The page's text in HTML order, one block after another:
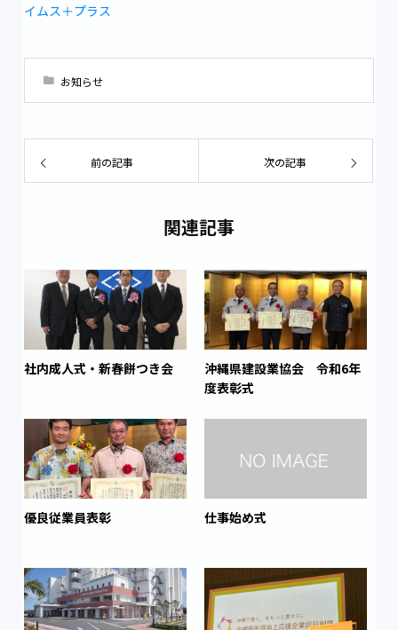
イムス＋プラス
お知らせ
前の記事 次の記事
関連記事
社内成人式・新春餅つき会
沖縄県建設業協会 令和6年
度表彰式
優良従業員表彰 仕事始め式